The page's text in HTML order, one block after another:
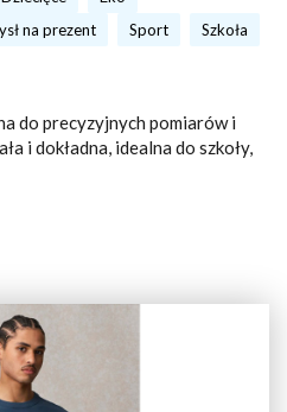
na prezent Sport Szkoła
do precyzyjnych pomiarów i
i dokładna, idealna do szkoły,